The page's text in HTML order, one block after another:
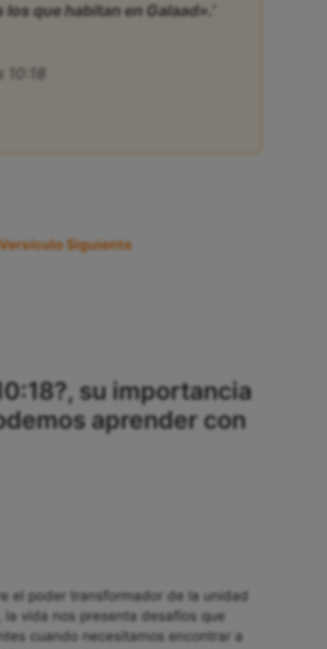
que habitan en Galaad».’
10:18
Siguiente
su importancia
aprender con
el poder transformador de la unidad
vida nos presenta desafíos que
cuando necesitamos encontrar a